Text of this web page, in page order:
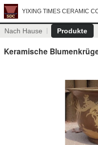
YIXING TIMES CERAMIC
Nach Hause Produkte
Keramische